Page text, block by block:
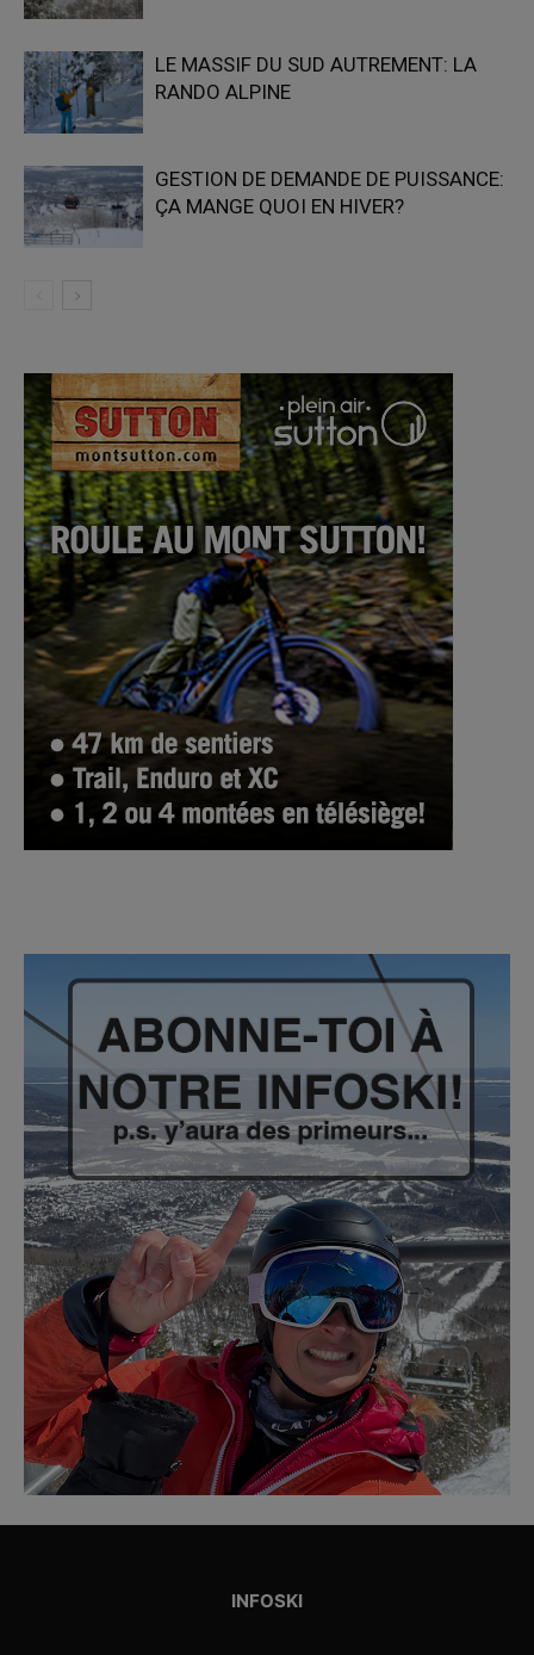
LE MASSIF DU SUD AUTREMENT: LA
RANDO ALPINE
GESTION DE DEMANDE DE PUISSANCE:
ÇA MANGE QUOI EN HIVER?
INFOSKI